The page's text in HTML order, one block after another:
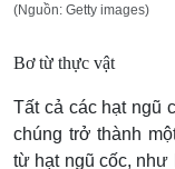
(Nguồn: Getty images)
Bơ từ thực vật
Tất cả các hạt ngũ
chúng trở thành
từ hạt ngũ cốc, như